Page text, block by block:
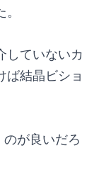
していないカ
ば結晶ビショ
が良いだろ